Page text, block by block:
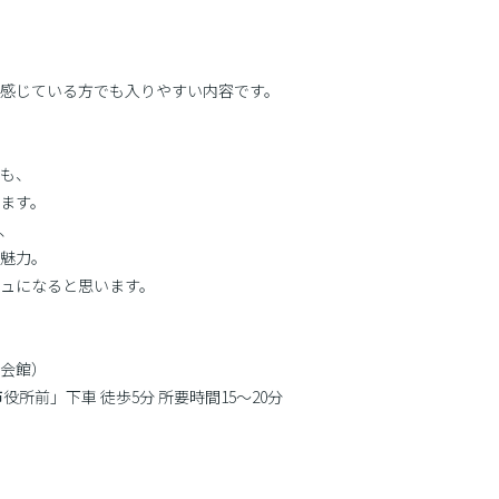
ている方でも入りやすい内容です。
、
す。
力。
になると思います。
館）
所前」下車 徒歩5分 所要時間15〜20分